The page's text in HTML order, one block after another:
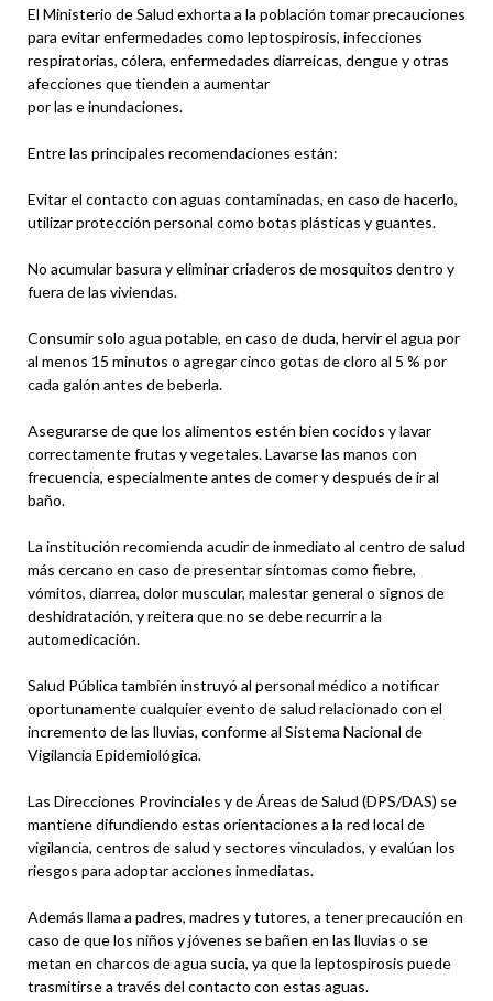
El Ministerio de Salud exhorta a la población tomar precauciones
para evitar enfermedades como leptospirosis, infecciones
respiratorias, cólera, enfermedades diarreicas, dengue y otras
afecciones que tienden a aumentar
por las e inundaciones.
Entre las principales recomendaciones están:
Evitar el contacto con aguas contaminadas, en caso de hacerlo,
utilizar protección personal como botas plásticas y guantes.
No acumular basura y eliminar criaderos de mosquitos dentro y
fuera de las viviendas.
Consumir solo agua potable, en caso de duda, hervir el agua por
al menos 15 minutos o agregar cinco gotas de cloro al 5 % por
cada galón antes de beberla.
Asegurarse de que los alimentos estén bien cocidos y lavar
correctamente frutas y vegetales. Lavarse las manos con
frecuencia, especialmente antes de comer y después de ir al
baño.
La institución recomienda acudir de inmediato al centro de salud
más cercano en caso de presentar síntomas como fiebre,
vómitos, diarrea, dolor muscular, malestar general o signos de
deshidratación, y reitera que no se debe recurrir a la
automedicación.
Salud Pública también instruyó al personal médico a notificar
oportunamente cualquier evento de salud relacionado con el
incremento de las lluvias, conforme al Sistema Nacional de
Vigilancia Epidemiológica.
Las Direcciones Provinciales y de Áreas de Salud (DPS/DAS) se
mantiene difundiendo estas orientaciones a la red local de
vigilancia, centros de salud y sectores vinculados, y evalúan los
riesgos para adoptar acciones inmediatas.
Además llama a padres, madres y tutores, a tener precaución en
caso de que los niños y jóvenes se bañen en las lluvias o se
metan en charcos de agua sucia, ya que la leptospirosis puede
trasmitirse a través del contacto con estas aguas.